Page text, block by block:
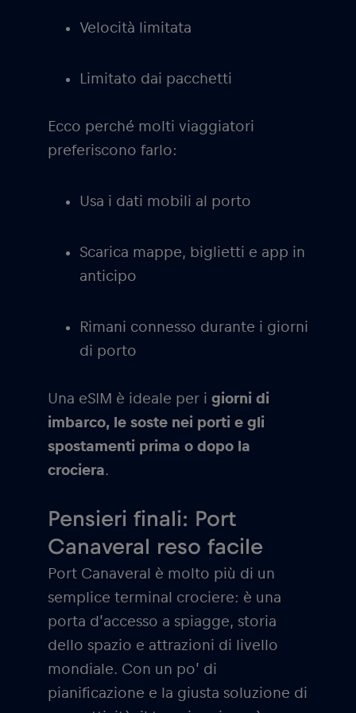
Velocità limitata
Limitato dai pacchetti
Ecco perché molti viaggiatori
preferiscono farlo:
Usa i dati mobili al porto
Scarica mappe, biglietti e app in
anticipo
Rimani connesso durante i giorni
di porto
Una eSIM è ideale per i giorni di
imbarco, le soste nei porti e gli
spostamenti prima o dopo la
crociera.
Pensieri finali: Port
Canaveral reso facile
Port Canaveral è molto più di un
semplice terminal crociere: è una
porta d’accesso a spiagge, storia
dello spazio e attrazioni di livello
mondiale. Con un po’ di
pianificazione e la giusta soluzione di